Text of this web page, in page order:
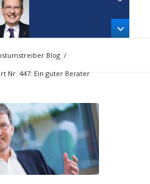
Blog /
Nr. 447: Ein guter Berater